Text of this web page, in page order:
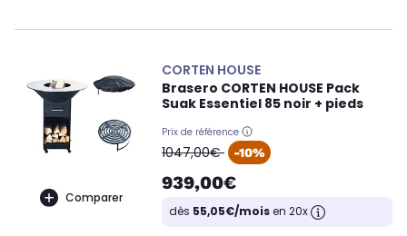
Comparer
CORTEN HOUSE
Brasero CORTEN HOUSE Pack
Suak Essentiel 85 noir + pieds
Prix de référence
oldPrice
1047,00€ -10%
939,00€
dès 55,05€/moisen 20x